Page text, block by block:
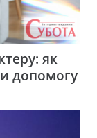
як
допомогу